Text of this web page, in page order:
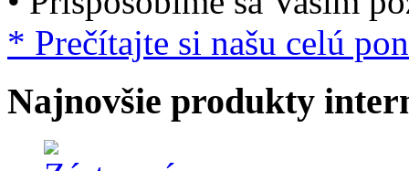
* Prečítajte si našu celú
Najnovšie produkty